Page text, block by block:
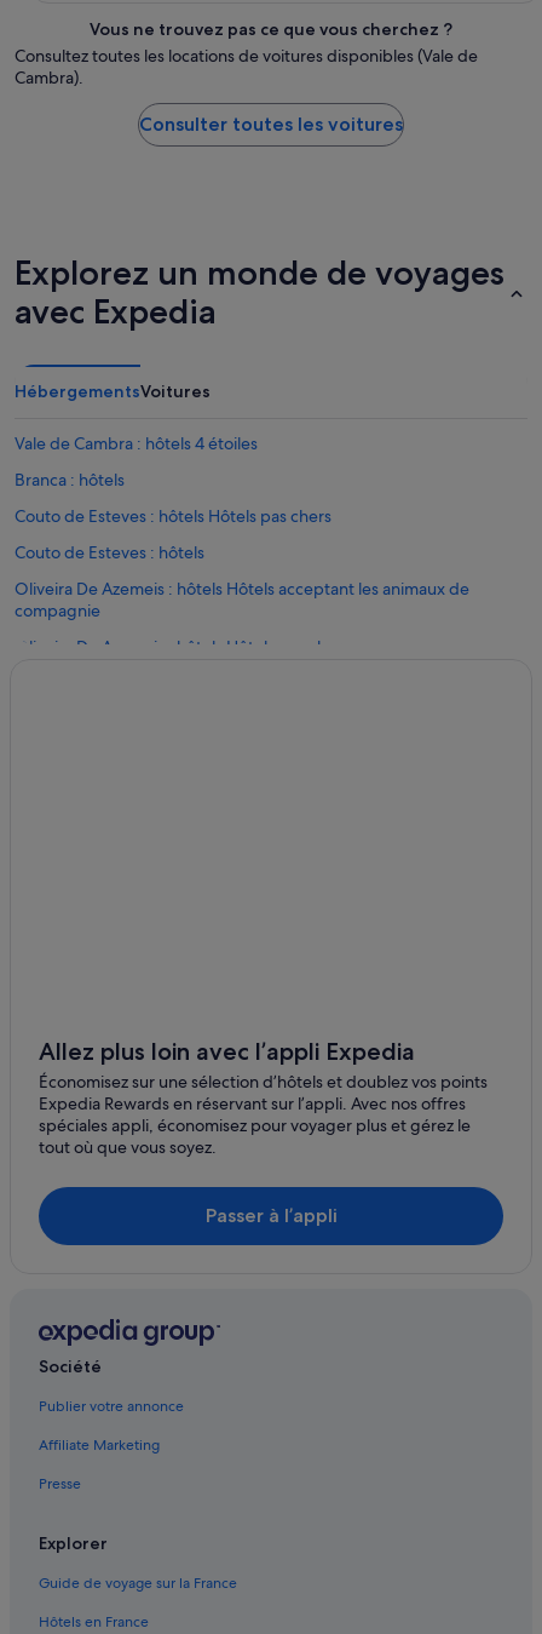
Vous ne trouvez pas ce que vous cherchez ?
Consultez toutes les locations de voitures disponibles (Vale de
Cambra).
Consulter toutes les voitures
Explorez un monde de voyages
avec Expedia
HébergementsVoitures
Vale de Cambra : hôtels 4 étoiles
Branca : hôtels
Couto de Esteves : hôtels Hôtels pas chers
Couto de Esteves : hôtels
Oliveira De Azemeis : hôtels Hôtels acceptant les animaux de
compagnie
Oliveira De Azemeis : hôtels Hôtels avec bar
São João da Madeira : hôtels Hôtels de luxe
São João da Madeira : hôtels Hôtels avec golf
São João da Madeira : hôtels Hôtels historiques
São João da Madeira : hôtels Hôtels avec spa
São João da Madeira : hôtels Hôtels pas chers
São João da Madeira : Maisons de campagne
São João da Madeira : Maisons de ville
Sever do Vouga : Maison d’hôtes
Sever do Vouga : hôtels
Sever do Vouga : Lodges
Allez plus loin avec l’appli Expedia
Économisez sur une sélection d’hôtels et doublez vos points
Expedia Rewards en réservant sur l’appli. Avec nos offres
spéciales appli, économisez pour voyager plus et gérez le
tout où que vous soyez.
Passer à l’appli
Société
Publier votre annonce
Affiliate Marketing
Presse
Explorer
Guide de voyage sur la France
Hôtels en France